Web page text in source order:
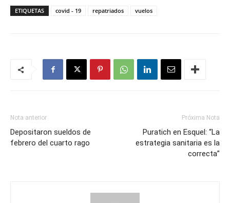
ETIQUETAS covid - 19 repatriados vuelos
Nota anterior
Depositaron sueldos de
febrero del cuarto rago
Próxima Nota
Puratich en Esquel: “La
estrategia sanitaria es la
correcta”